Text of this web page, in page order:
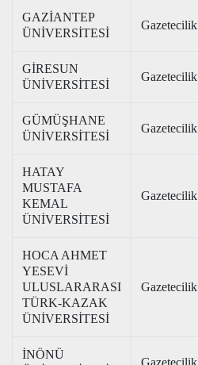
GAZİANTEP
ÜNİVERSİTESİ
Gazetecilik
GİRESUN
ÜNİVERSİTESİ
Gazetecilik
GÜMÜŞHANE
ÜNİVERSİTESİ
Gazetecilik
HATAY
MUSTAFA
KEMAL
ÜNİVERSİTESİ
Gazetecilik
HOCA AHMET
YESEVİ
ULUSLARARASI
TÜRK-KAZAK
ÜNİVERSİTESİ
Gazetecilik
İNÖNÜ
Gazetecilik